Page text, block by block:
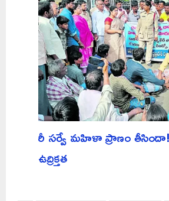
రీ సర్వే మహిళా ప్రాణం తీసిందా!
ఉద్రిక్తత